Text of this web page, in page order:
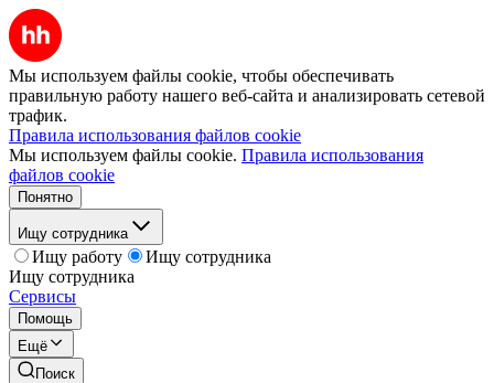
Мы используем файлы cookie, чтобы обеспечивать
правильную работу нашего веб-сайта и анализировать сетевой
трафик.
Правила использования файлов cookie
Мы используем файлы cookie. Правила использования
файлов cookie
Понятно
Ищу сотрудника
Ищу работу
Ищу сотрудника
Ищу сотрудника
Сервисы
Помощь
Ещё
Поиск